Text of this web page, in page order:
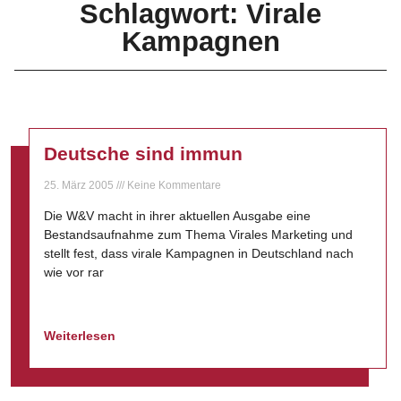
Schlagwort: Virale
Kampagnen
Deutsche sind immun
25. März 2005 Keine Kommentare
Die W&V macht in ihrer aktuellen Ausgabe eine
Bestandsaufnahme zum Thema Virales Marketing und
stellt fest, dass virale Kampagnen in Deutschland nach
wie vor rar
Weiterlesen